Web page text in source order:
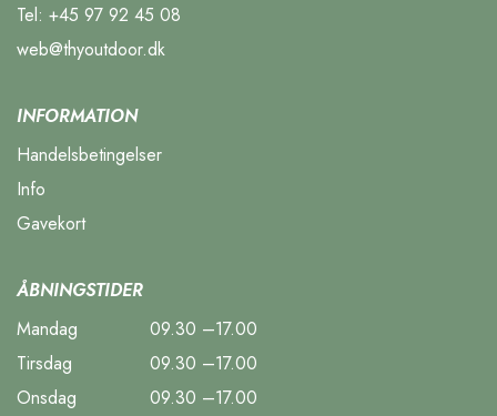
Tel: +45 97 92 45 08
web@thyoutdoor.dk
INFORMATION
Handelsbetingelser
Info
Gavekort
ÅBNINGSTIDER
Mandag
09.30 –17.00
Tirsdag
09.30 –17.00
Onsdag
09.30 –17.00